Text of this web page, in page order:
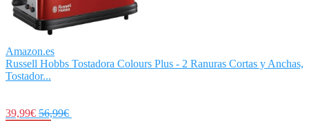
Amazon.es
Russell Hobbs Tostadora Colours Plus - 2 Ranuras Cortas y Anchas,
Tostador...
39,99€ 56,99€